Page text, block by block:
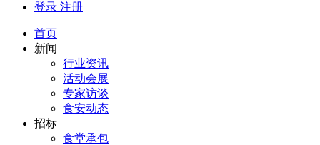
登录 注册
首页
新闻
行业资讯
活动会展
专家访谈
食安动态
招标
食堂承包